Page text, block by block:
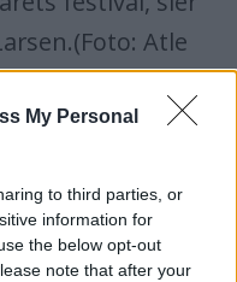
My Personal
to third parties, or
information for
the below opt-out
note that after your
Atle